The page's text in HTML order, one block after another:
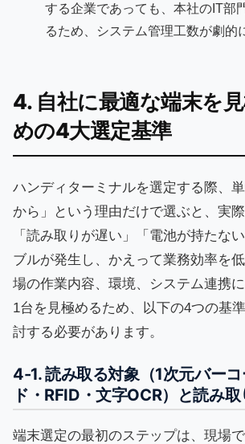
する企業であっても、本社のIT部
るため、システム管理工数が劇的
4. 自社に最適な端末を
めの4大選定基準
ハンディターミナルを選定する際、
から」という理由だけで選ぶと、実
「読み取りが遅い」「電池が持たな
ブルが発生し、かえって業務効率を
場の作業内容、環境、システム連携
1台を見極めるため、以下の4つの基
討する必要があります。
4-1. 読み取る対象（1次元バー
ド・RFID・文字OCR）と読み
端末選定の最初のステップは、現場